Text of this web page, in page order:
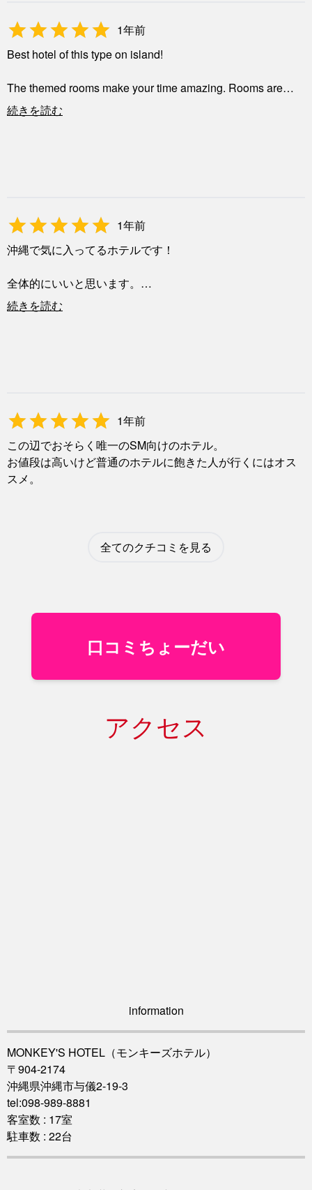
風呂がジェットバスになってて光るし楽しかったです
ヘアアイロンが置いてあるの助かります
部屋に段差があるから、気をつけてください笑
1年前
Best hotel of this type on island!
The themed rooms make your time amazing. Rooms are
very clean and comfortable as well as having almost
everything you would need! The room service is fast and the
続きを読む
1年前
沖縄で気に入ってるホテルです！
全体的にいいと思います。
スタッフさんの対応も丁寧で良かったです！
また行きます！
続きを読む
1年前
この辺でおそらく唯一のSM向けのホテル。
お値段は高いけど普通のホテルに飽きた人が行くにはオス
スメ。
全てのクチコミを見る
口コミちょーだい
アクセス
information
MONKEY'S HOTEL（モンキーズホテル）
〒904-2174
沖縄県沖縄市与儀2-19-3
tel:098-989-8881
客室数 : 17室
駐車数 : 22台